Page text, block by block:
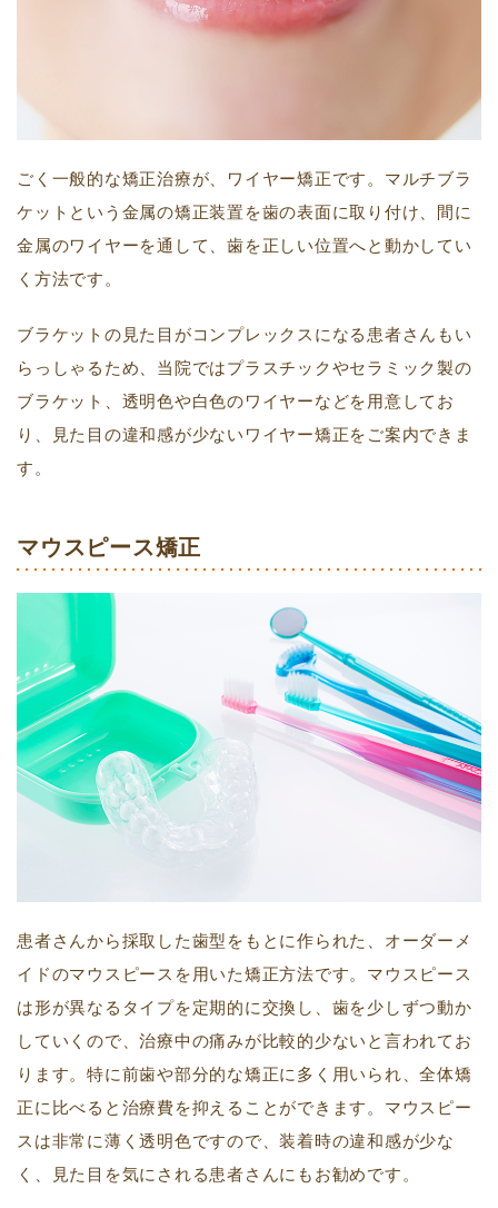
ごく一般的な矯正治療が、ワイヤー矯正です。マルチブラ
ケットという金属の矯正装置を歯の表面に取り付け、間に
金属のワイヤーを通して、歯を正しい位置へと動かしてい
く方法です。
ブラケットの見た目がコンプレックスになる患者さんもい
らっしゃるため、当院ではプラスチックやセラミック製の
ブラケット、透明色や白色のワイヤーなどを用意してお
り、見た目の違和感が少ないワイヤー矯正をご案内できま
す。
マウスピース矯正
患者さんから採取した歯型をもとに作られた、オーダーメ
イドのマウスピースを用いた矯正方法です。マウスピース
は形が異なるタイプを定期的に交換し、歯を少しずつ動か
していくので、治療中の痛みが比較的少ないと言われてお
ります。特に前歯や部分的な矯正に多く用いられ、全体矯
正に比べると治療費を抑えることができます。マウスピー
スは非常に薄く透明色ですので、装着時の違和感が少な
く、見た目を気にされる患者さんにもお勧めです。